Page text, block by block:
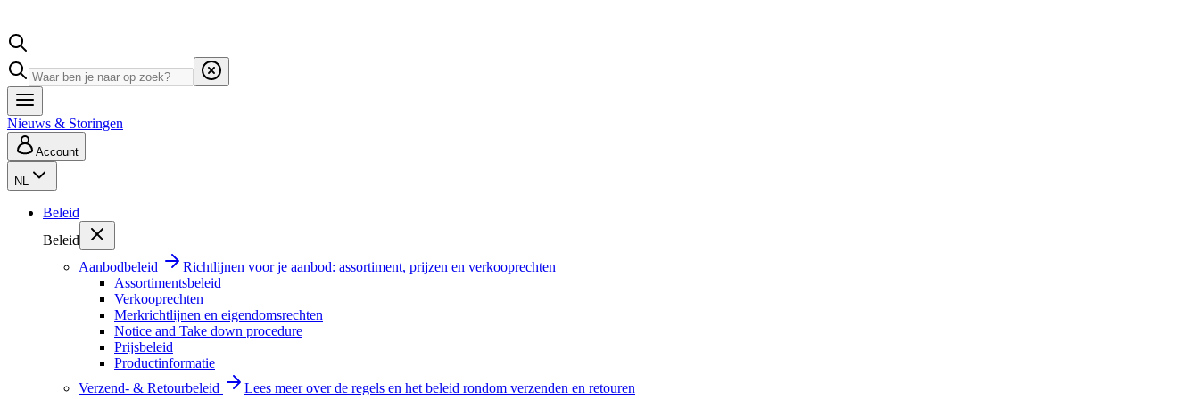
Nieuws & Storingen
Account
NL
Beleid
Beleid
Aanbodbeleid
Richtlijnen voor je aanbod: assortiment, prijzen en verkooprechten
Assortimentsbeleid
Verkooprechten
Merkrichtlijnen en eigendomsrechten
Notice and Take down procedure
Prijsbeleid
Productinformatie
Verzend- & Retourbeleid
Lees meer over de regels en het beleid rondom verzenden en retouren